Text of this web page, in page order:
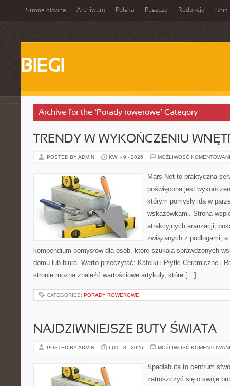
Strona główna Archiwum Polska Puszcza Redakcja Spis
BIEGI
Archive for the ‘Porady rowerowe’ Category
TRENDY W WYKOŃCZENIU
POSTED BY ADMIN KWI - 9 - 2026 MOŻLIWOŚĆ
Mars-Net to praktyczna
poświęcona jest
którym pomysły idą w
wskazówkami. Strona
atrakcyjnych aranżacji,
związanych z podłogami,
kompendium pomysłów dla osób, które szukają sprawdzonych
domu lub biura. Warto przeczytać: Kafelki i Płytki Ceramiczne i
stronie można znaleźć wartościowe artykuły, które […]
CATEGORIES: PORADY ROWEROWE
NAJDZIWNIEJSZE BUTY ŚWIATA
POSTED BY ADMIN LUT - 3 - 2026 MOŻLIWOŚĆ
Spadlabuta to centrum
zatroszczyć się o swoje